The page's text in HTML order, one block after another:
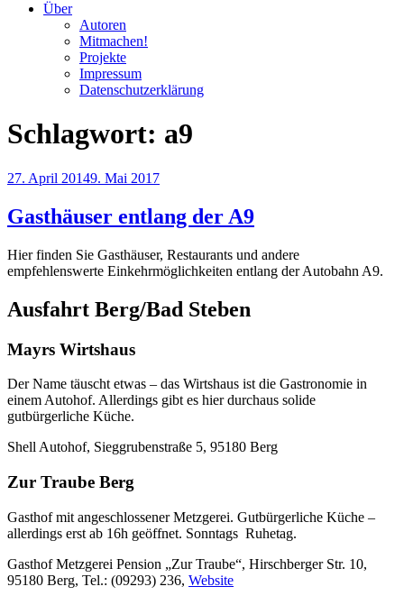
Über
Autoren
Mitmachen!
Projekte
Impressum
Datenschutzerklärung
Schlagwort: a9
Veröffentlicht
27. April 20149. Mai 2017
Gasthäuser entlang der A9
Hier finden Sie Gasthäuser, Restaurants und andere
empfehlenswerte Einkehrmöglichkeiten entlang der Autobahn A9.
Ausfahrt Berg/Bad Steben
Mayrs Wirtshaus
Der Name täuscht etwas – das Wirtshaus ist die Gastronomie in
einem Autohof. Allerdings gibt es hier durchaus solide
gutbürgerliche Küche.
Shell Autohof, Sieggrubenstraße 5, 95180 Berg
Zur Traube Berg
Gasthof mit angeschlossener Metzgerei. Gutbürgerliche Küche –
allerdings erst ab 16h geöffnet. Sonntags Ruhetag.
Gasthof Metzgerei Pension „Zur Traube“, Hirschberger Str. 10,
95180 Berg, Tel.: (09293) 236, Website